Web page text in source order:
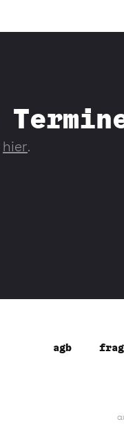
hier.
agb